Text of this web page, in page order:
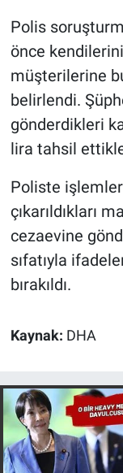
Polis
önce
müşterilerine
belirlendi.
gönderdikleri
lira tahsil
Poliste
çıkarıldıkları
cezaevine
sıfatıyla
bırakıldı.
Kaynak: DHA
Türkiye'nin
Yerel
Yerel Yaşam